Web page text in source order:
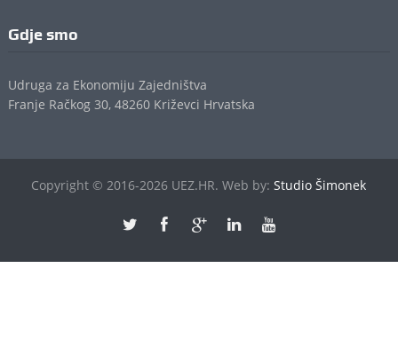
Gdje smo
Udruga za Ekonomiju Zajedništva
Franje Račkog 30, 48260 Križevci Hrvatska
Copyright © 2016-2026 UEZ.HR. Web by:Studio Šimonek